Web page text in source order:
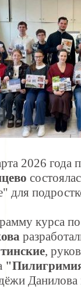
2026 года
для
курса
,